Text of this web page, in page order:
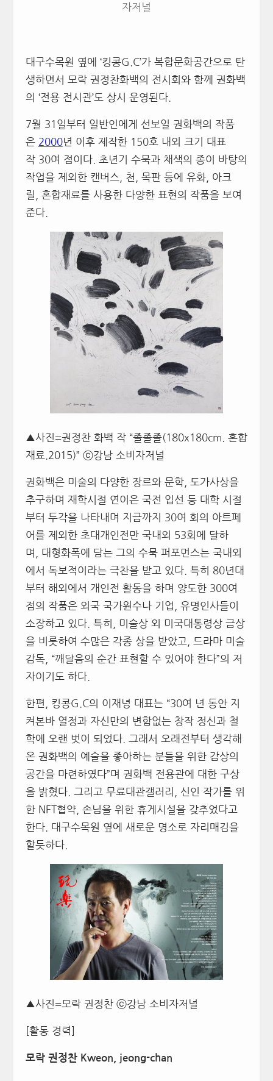
자저널
대구수목원 옆에 ‘킹콩G.C’가 복합문화공간으로 탄
생하면서 모락 권정찬화백의 전시회와 함께 권화백
의 ‘전용 전시관’도 상시 운영된다.
7월 31일부터 일반인에게 선보일 권화백의 작품
은 2000년 이후 제작한 150호 내외 크기 대표
작 30여 점이다. 초년기 수묵과 채색의 종이 바탕의
작업을 제외한 캔버스, 천, 목판 등에 유화, 아크
릴, 혼합재료를 사용한 다양한 표현의 작품을 보여
준다.
▲사진=권정찬 화백 작 “졸졸졸(180x180cm. 혼합
재료.2015)” ⓒ강남 소비자저널
권화백은 미술의 다양한 장르와 문학, 도가사상을
추구하며 재학시절 연이은 국전 입선 등 대학 시절
부터 두각을 나타내며 지금까지 30여 회의 아트페
어를 제외한 초대개인전만 국내외 53회에 달하
며, 대형화폭에 담는 그의 수묵 퍼포먼스는 국내외
에서 독보적이라는 극찬을 받고 있다. 특히 80년대
부터 해외에서 개인전 활동을 하며 양도한 300여
점의 작품은 외국 국가원수나 기업, 유명인사들이
소장하고 있다. 특히, 미술상 외 미국대통령상 금상
을 비롯하여 수많은 각종 상을 받았고, 드라마 미술
감독, “깨달음의 순간 표현할 수 있어야 한다”의 저
자이기도 하다.
한편, 킹콩G.C의 이재녕 대표는 “30여 년 동안 지
켜본바 열정과 자신만의 변함없는 창작 정신과 철
학에 오랜 벗이 되었다. 그래서 오래전부터 생각해
온 권화백의 예술을 좋아하는 분들을 위한 감상의
공간을 마련하였다”며 권화백 전용관에 대한 구상
을 밝혔다. 그리고 무료대관갤러리, 신인 작가를 위
한 NFT협약, 손님을 위한 휴게시설을 갖추었다고
한다. 대구수목원 옆에 새로운 명소로 자리매김을
할듯하다.
▲사진=모락 권정찬 ⓒ강남 소비자저널
[활동 경력]
모락 권정찬 Kweon, jeong-chan